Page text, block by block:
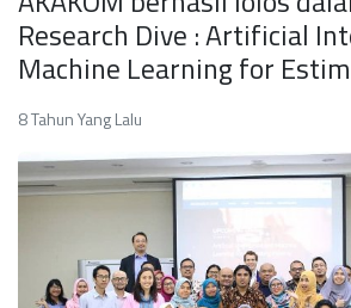
Research Dive : Artificial
Machine Learning for
8 Tahun Yang Lalu